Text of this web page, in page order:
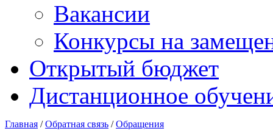
Вакансии
Конкурсы на
Открытый бюджет
Дистанционное
Главная /Обратная связь /Обращения